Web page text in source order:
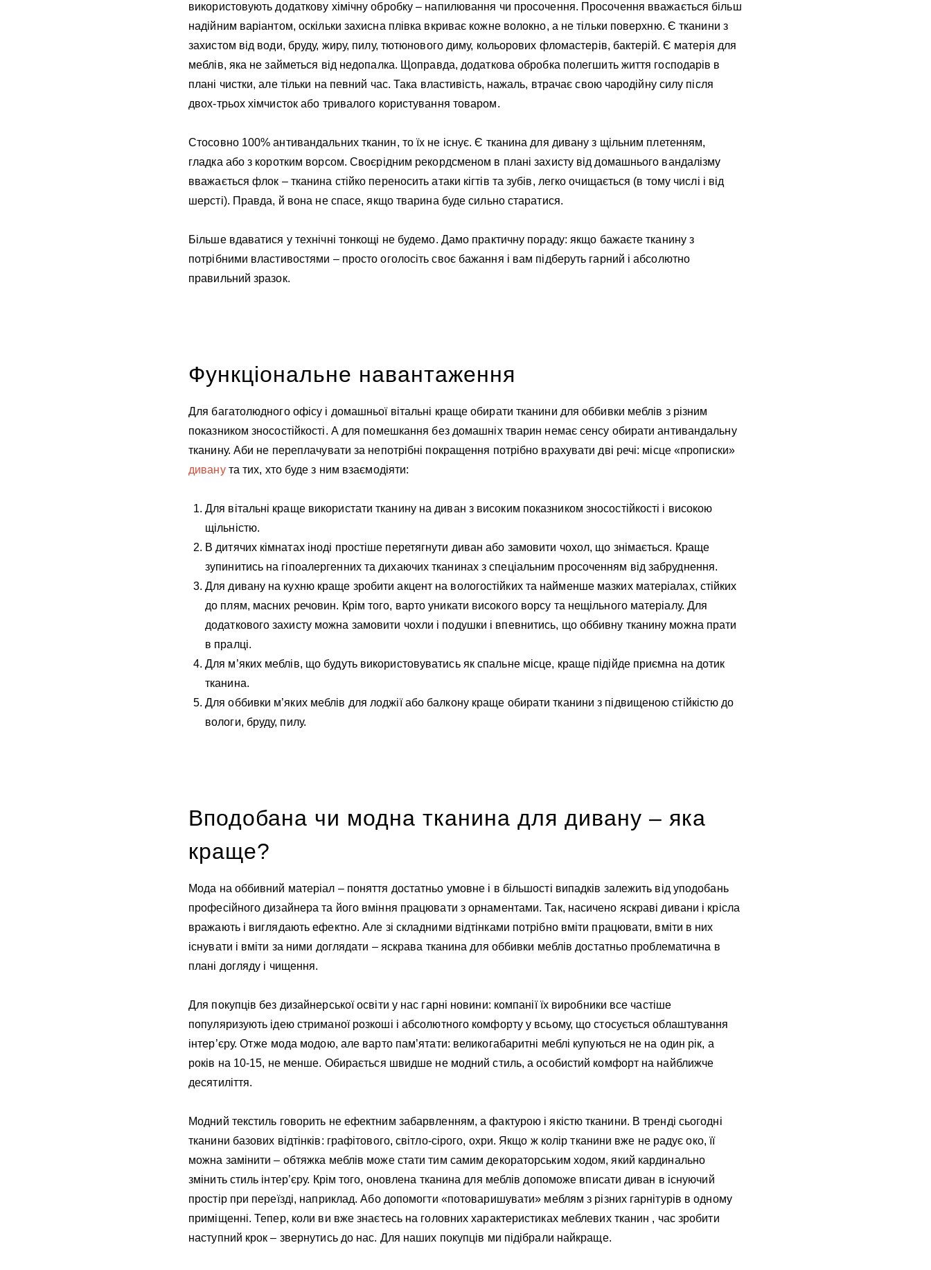
використовують додаткову хімічну обробку – напилювання чи просочення. Просочення вважається більш
надійним варіантом, оскільки захисна плівка вкриває кожне волокно, а не тільки поверхню. Є тканини з
захистом від води, бруду, жиру, пилу, тютюнового диму, кольорових фломастерів, бактерій. Є матерія для
меблів, яка не займеться від недопалка. Щоправда, додаткова обробка полегшить життя господарів в
плані чистки, але тільки на певний час. Така властивість, нажаль, втрачає свою чародійну силу після
двох-трьох хімчисток або тривалого користування товаром.
Стосовно 100% антивандальних тканин, то їх не існує. Є тканина для дивану з щільним плетенням,
гладка або з коротким ворсом. Своєрідним рекордсменом в плані захисту від домашнього вандалізму
вважається флок – тканина стійко переносить атаки кігтів та зубів, легко очищається (в тому числі і від
шерсті). Правда, й вона не спасе, якщо тварина буде сильно старатися.
Більше вдаватися у технічні тонкощі не будемо. Дамо практичну пораду: якщо бажаєте тканину з
потрібними властивостями – просто оголосіть своє бажання і вам підберуть гарний і абсолютно
правильний зразок.
Функціональне навантаження
Для багатолюдного офісу і домашньої вітальні краще обирати тканини для оббивки меблів з різним
показником зносостійкості. А для помешкання без домашніх тварин немає сенсу обирати антивандальну
тканину. Аби не переплачувати за непотрібні покращення потрібно врахувати дві речі: місце «прописки»
диванута тих, хто буде з ним взаємодіяти:
Для вітальні краще використати тканину на диван з високим показником зносостійкості і високою
щільністю.
В дитячих кімнатах іноді простіше перетягнути диван або замовити чохол, що знімається. Краще
зупинитись на гіпоалергенних та дихаючих тканинах з спеціальним просоченням від забруднення.
Для дивану на кухню краще зробити акцент на вологостійких та найменше мазких матеріалах, стійких
до плям, масних речовин. Крім того, варто уникати високого ворсу та нещільного матеріалу. Для
додаткового захисту можна замовити чохли і подушки і впевнитись, що оббивну тканину можна прати
в пралці.
Для м’яких меблів, що будуть використовуватись як спальне місце, краще підійде приємна на дотик
тканина.
Для оббивки м’яких меблів для лоджії або балкону краще обирати тканини з підвищеною стійкістю до
вологи, бруду, пилу.
Вподобана чи модна тканина для дивану – яка
краще?
Мода на оббивний матеріал – поняття достатньо умовне і в більшості випадків залежить від уподобань
професійного дизайнера та його вміння працювати з орнаментами. Так, насичено яскраві дивани і крісла
вражають і виглядають ефектно. Але зі складними відтінками потрібно вміти працювати, вміти в них
існувати і вміти за ними доглядати – яскрава тканина для оббивки меблів достатньо проблематична в
плані догляду і чищення.
Для покупців без дизайнерської освіти у нас гарні новини: компанії їх виробники все частіше
популяризують ідею стриманої розкоші і абсолютного комфорту у всьому, що стосується облаштування
інтер’єру. Отже мода модою, але варто пам’ятати: великогабаритні меблі купуються не на один рік, а
років на 10-15, не менше. Обирається швидше не модний стиль, а особистий комфорт на найближче
десятиліття.
Модний текстиль говорить не ефектним забарвленням, а фактурою і якістю тканини. В тренді сьогодні
тканини базових відтінків: графітового, світло-сірого, охри. Якщо ж колір тканини вже не радує око, її
можна замінити – обтяжка меблів може стати тим самим декораторським ходом, який кардинально
змінить стиль інтер’єру. Крім того, оновлена тканина для меблів допоможе вписати диван в існуючий
простір при переїзді, наприклад. Або допомогти «потоваришувати» меблям з різних гарнітурів в одному
приміщенні. Тепер, коли ви вже знаєтесь на головних характеристиках меблевих тканин , час зробити
наступний крок – звернутись до нас. Для наших покупців ми підібрали найкраще.